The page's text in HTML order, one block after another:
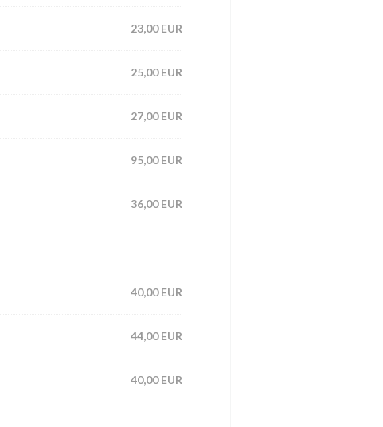
23,00 EUR
25,00 EUR
27,00 EUR
95,00 EUR
36,00 EUR
40,00 EUR
44,00 EUR
40,00 EUR